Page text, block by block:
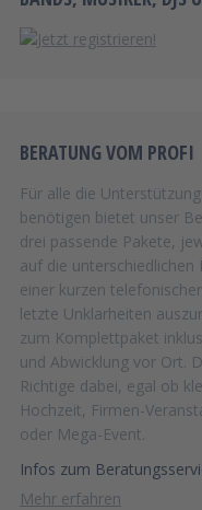
BERATUNG VOM PROFI
Für alle die
benötigen bietet unser
drei passende Pakete,
auf die unterschiedlichen
einer kurzen
letzte Unklarheiten
zum Komplettpaket
und Abwicklung vor Ort.
Richtige dabei, egal ob
Hochzeit, Firmen-
oder Mega-Event.
Infos zum
Mehr erfahren